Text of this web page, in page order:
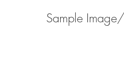
Sample Image/